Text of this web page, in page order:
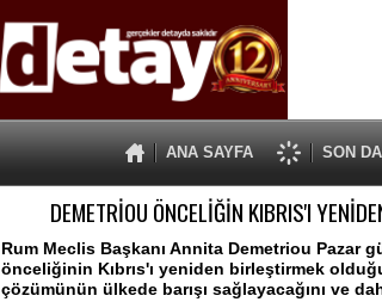
ANA SAYFA SON
DEMETRİOU ÖNCELİĞİN KIBRIS'I
Rum Meclis Başkanı Annita Demetriou Pazar
önceliğinin Kıbrıs'ı yeniden birleştirmek
çözümünün ülkede barışı sağlayacağını ve